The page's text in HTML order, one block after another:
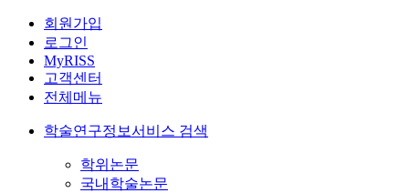
회원가입
로그인
MyRISS
고객센터
전체메뉴
학술연구정보서비스 검색
학위논문
국내학술논문